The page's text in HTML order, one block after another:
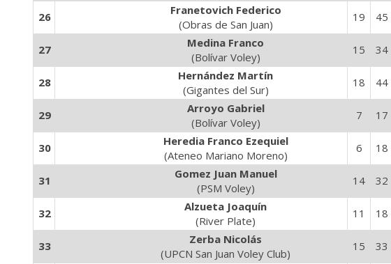
26
Franetovich Federico
(Obras de San Juan)
19 45
27
Medina Franco
(Bolívar Voley)
15 34
28
Hernández Martín
(Gigantes del Sur)
18 44
29
Arroyo Gabriel
(Bolívar Voley)
7 17
30
Heredia Franco Ezequiel
(Ateneo Mariano Moreno)
6 18
31
Gomez Juan Manuel
(PSM Voley)
14 32
32
Alzueta Joaquín
(River Plate)
11 18
33
Zerba Nicolás
(UPCN San Juan Voley Club)
15 33